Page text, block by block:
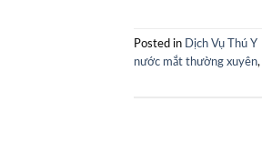
Posted in Dịch Vụ Thú Y
nước mắt thường xuyên,